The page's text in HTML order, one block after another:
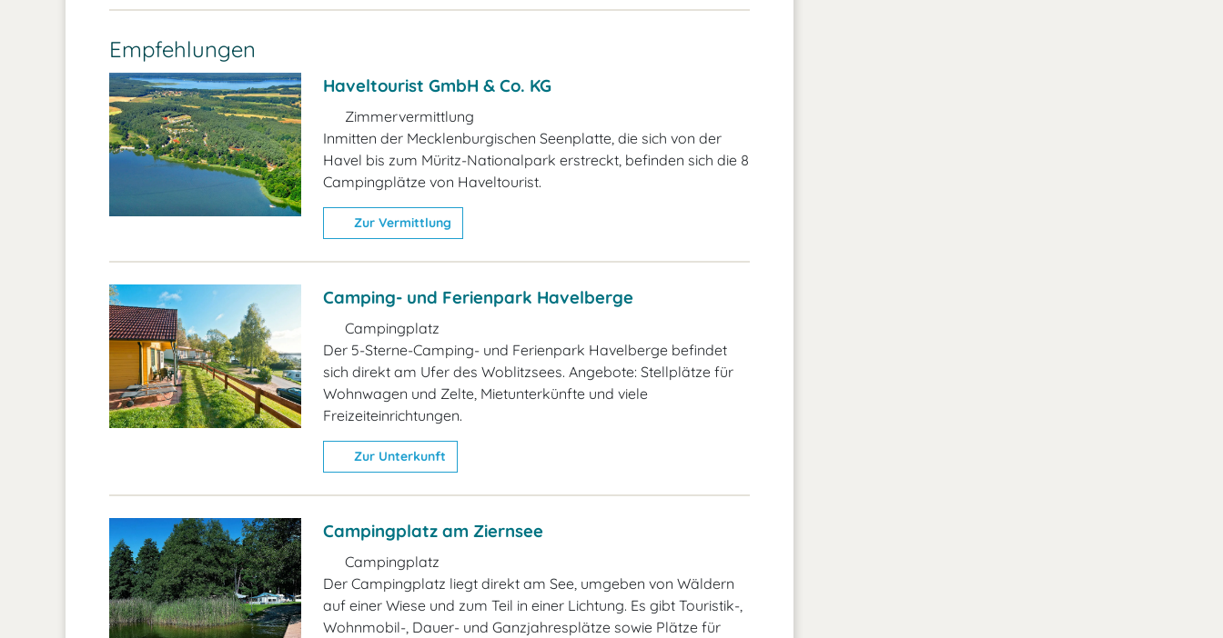
Empfehlungen
Haveltourist GmbH & Co. KG
Zimmervermittlung
Inmitten der Mecklenburgischen Seenplatte, die sich von der
Havel bis zum Müritz-Nationalpark erstreckt, befinden sich die 8
Campingplätze von Haveltourist.
Zur Vermittlung
Camping- und Ferienpark Havelberge
Campingplatz
Der 5-Sterne-Camping- und Ferienpark Havelberge befindet
sich direkt am Ufer des Woblitzsees. Angebote: Stellplätze für
Wohnwagen und Zelte, Mietunterkünfte und viele
Freizeiteinrichtungen.
Zur Unterkunft
Campingplatz am Ziernsee
Campingplatz
Der Campingplatz liegt direkt am See, umgeben von Wäldern
auf einer Wiese und zum Teil in einer Lichtung. Es gibt Touristik-,
Wohnmobil-, Dauer- und Ganzjahresplätze sowie Plätze für